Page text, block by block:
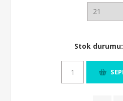
Stok durumu: